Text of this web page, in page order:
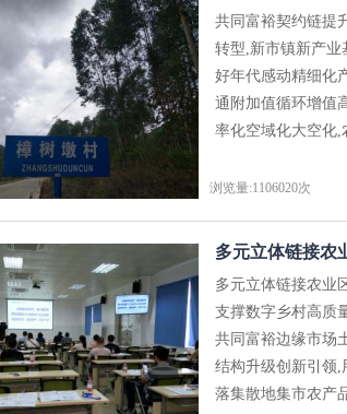
共同富裕契约链提
转型,新市镇新产业
好年代感动精细化
通附加值循环增值
率化空域化大空化,
浏览量:1106020次
多元立体链接农
多元立体链接农业
支撑数字乡村高质
共同富裕边缘市场
结构升级创新引领,
落集散地集市农产